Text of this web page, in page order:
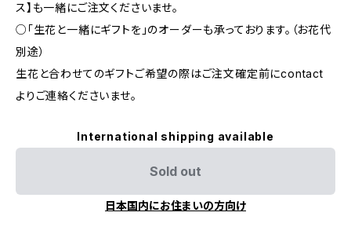
ス】も一緒にご注文くださいませ。
○「生花と一緒にギフトを」のオーダーも承っております。（お花代
別途）
生花と合わせてのギフトご希望の際はご注文確定前にcontact
よりご連絡くださいませ。
International shipping available
Sold out
日本国内にお住まいの方向け